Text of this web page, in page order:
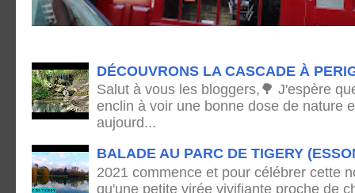
DÉCOUVRONS LA CASCADE À
Salut à vous les bloggers,🌳 J'espère
enclin à voir une bonne dose de nature
aujourd...
BALADE AU PARC DE TIGERY
2021 commence et pour célébrer cette
qu'une petite virée vivifiante proche de